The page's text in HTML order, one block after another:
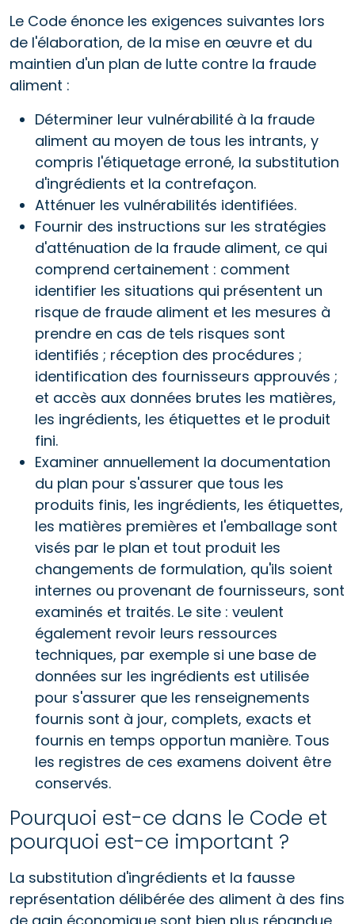
Le Code énonce les exigences suivantes lors
de l'élaboration, de la mise en œuvre et du
maintien d'un plan de lutte contre la fraude
aliment :
Déterminer leur vulnérabilité à la fraude
aliment au moyen de tous les intrants, y
compris l'étiquetage erroné, la substitution
d'ingrédients et la contrefaçon.
Atténuer les vulnérabilités identifiées.
Fournir des instructions sur les stratégies
d'atténuation de la fraude aliment, ce qui
comprend certainement : comment
identifier les situations qui présentent un
risque de fraude aliment et les mesures à
prendre en cas de tels risques sont
identifiés ; réception des procédures ;
identification des fournisseurs approuvés ;
et accès aux données brutes les matières,
les ingrédients, les étiquettes et le produit
fini.
Examiner annuellement la documentation
du plan pour s'assurer que tous les
produits finis, les ingrédients, les étiquettes,
les matières premières et l'emballage sont
visés par le plan et tout produit les
changements de formulation, qu'ils soient
internes ou provenant de fournisseurs, sont
examinés et traités. Le site : veulent
également revoir leurs ressources
techniques, par exemple si une base de
données sur les ingrédients est utilisée
pour s'assurer que les renseignements
fournis sont à jour, complets, exacts et
fournis en temps opportun manière. Tous
les registres de ces examens doivent être
conservés.
Pourquoi est-ce dans le Code et
pourquoi est-ce important ?
La substitution d'ingrédients et la fausse
représentation délibérée des aliment à des fins